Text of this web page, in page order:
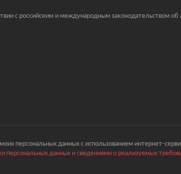
с российским и международным законодательством
персональных данных с использованием интернет-
данных и сведениями о реализуемых